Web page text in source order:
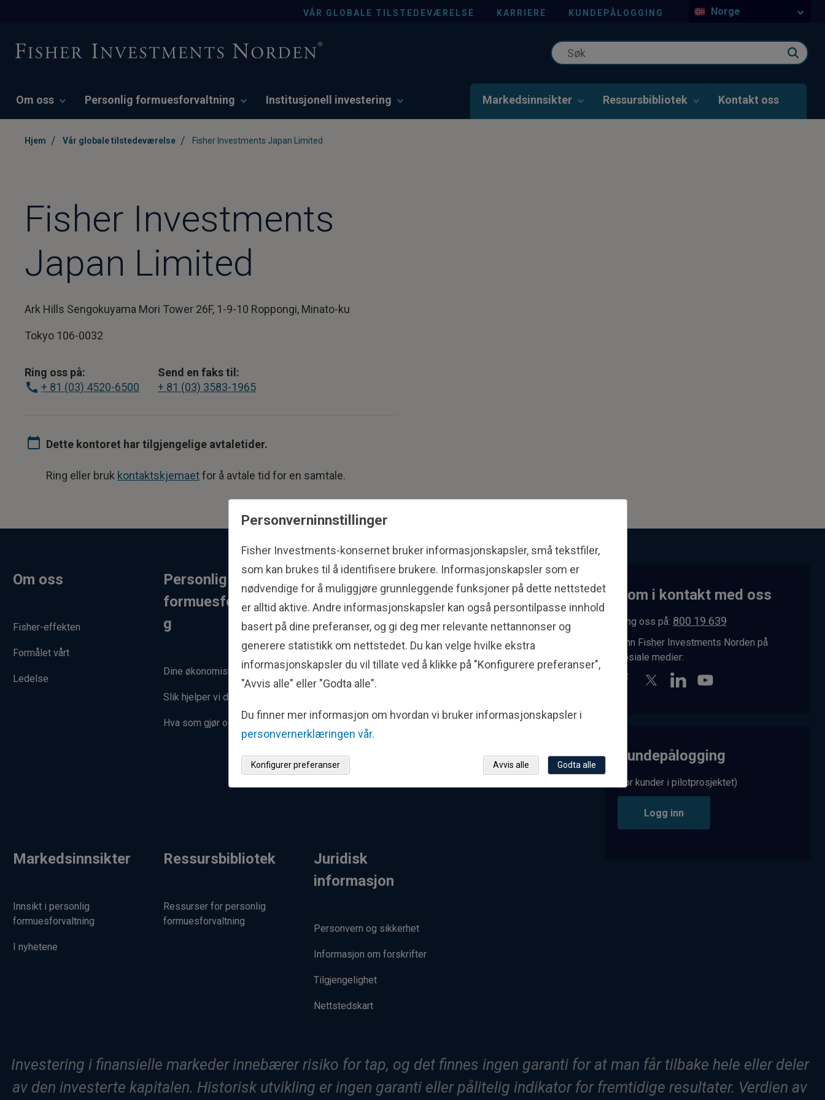
VÅR GLOBALE TILSTEDEVÆRELSE KARRIERE KUNDEPÅLOGGING Norge
Om oss Personlig formuesforvaltning Institusjonell investering Markedsinnsikter Ressursbibliotek Kontakt oss
Hjem / Vår globale tilstedeværelse / Fisher Investments Japan Limited
Fisher Investments
Japan Limited
Ark Hills Sengokuyama Mori Tower 26F, 1-9-10 Roppongi, Minato-ku
Tokyo 106-0032
Ring oss på:
+ 81 (03) 4520-6500
Send en faks til:
+ 81 (03) 3583-1965
Dette kontoret har tilgjengelige avtaletider.
Ring eller bruk kontaktskjemaetfor å avtale tid for en samtale.
Om oss
Fisher-effekten
Formålet vårt
Ledelse
Personlig
formuesforvaltnin
g
Dine økonomiske mål
Slik hjelper vi deg
Hva som gjør oss unike
Institusjonell
investering
Who We Serve
Ovenfra-og-ned-
investeringsprosess
Strategier
Ansvarlig investering
Bærekraftsrelatert
Kontakt oss
Våre lokasjoner
Pressespørsmål
Svindler
Markedsinnsikter
Innsikt i personlig
formuesforvaltning
I nyhetene
Ressursbibliotek
Ressurser for personlig
formuesforvaltning
Juridisk
informasjon
Personvern og sikkerhet
Informasjon om forskrifter
Tilgjengelighet
Nettstedskart
Kom i kontakt med oss
Ring oss på: 800 19 639
Finn Fisher Investments Norden på
sosiale medier:
Kundepålogging
(for kunder i pilotprosjektet)
Logg inn
Investering i finansielle markeder innebærer risiko for tap, og det finnes ingen garanti for at man får tilbake hele eller deler
av den investerte kapitalen. Historisk utvikling er ingen garanti eller pålitelig indikator for fremtidige resultater. Verdien av
Personverninnstillinger
Fisher Investments-konsernet bruker informasjonskapsler, små tekstfiler,
som kan brukes til å identifisere brukere. Informasjonskapsler som er
nødvendige for å muliggjøre grunnleggende funksjoner på dette nettstedet
er alltid aktive. Andre informasjonskapsler kan også persontilpasse innhold
basert på dine preferanser, og gi deg mer relevante nettannonser og
generere statistikk om nettstedet. Du kan velge hvilke ekstra
informasjonskapsler du vil tillate ved å klikke på "Konfigurere preferanser",
"Avvis alle" eller "Godta alle".
Du finner mer informasjon om hvordan vi bruker informasjonskapsler i
personvernerklæringen vår.
Godta alle
Avvis alle
Konfigurer preferanser